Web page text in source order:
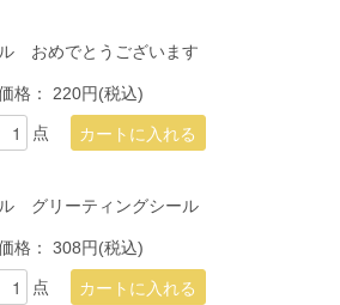
おめでとうございます
格： 220円(税込)
点
グリーティングシール
格：308円(税込)
点